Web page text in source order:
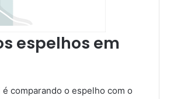
espelhos em
comparando o espelho com o